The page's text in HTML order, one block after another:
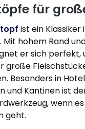
für
ist ein Klassiker
Mit hohem Rand
er sich perfekt,
große
Besonders in
und Kantinen ist
wenn
geht.